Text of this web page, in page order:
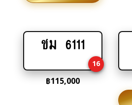
Add
cart
ชม 6111
16
฿115,000